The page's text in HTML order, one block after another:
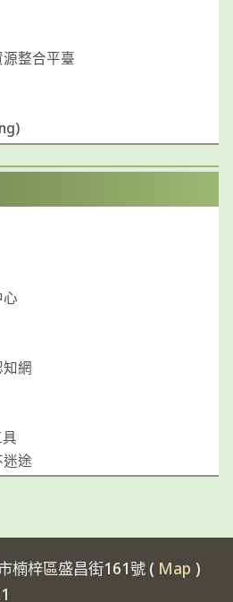
整合平臺
網
途
楠梓區盛昌街161號 ( Map )